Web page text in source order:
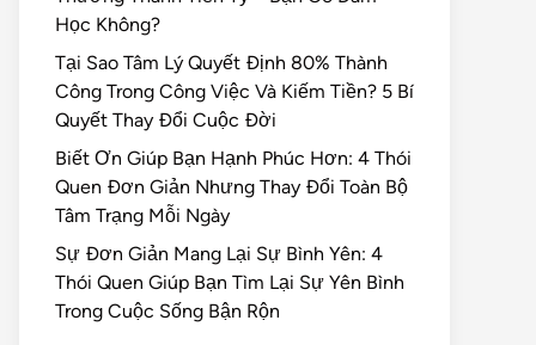
Học Không?
Tại Sao Tâm Lý Quyết Định 80% Thành
Công Trong Công Việc Và Kiếm Tiền? 5 Bí
Quyết Thay Đổi Cuộc Đời
Biết Ơn Giúp Bạn Hạnh Phúc Hơn: 4 Thói
Quen Đơn Giản Nhưng Thay Đổi Toàn Bộ
Tâm Trạng Mỗi Ngày
Sự Đơn Giản Mang Lại Sự Bình Yên: 4
Thói Quen Giúp Bạn Tìm Lại Sự Yên Bình
Trong Cuộc Sống Bận Rộn